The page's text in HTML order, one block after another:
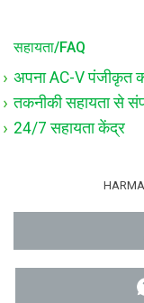
सहायता/FAQ
अपना AC-V पंजीकृत
तकनीकी सहायता से
24/7 सहायता केंद्र